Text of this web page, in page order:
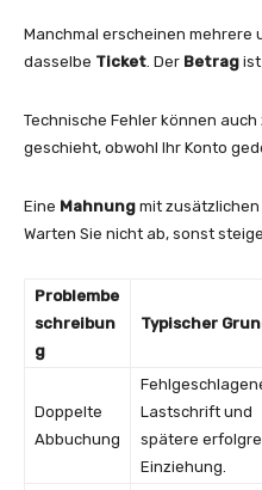
Manchmal erscheinen mehrere
dasselbe Ticket. Der Betrag
Technische Fehler können auch
geschieht, obwohl Ihr Konto
Eine Mahnung mit
Warten Sie nicht ab, sonst
Problembe
schreibun
g
Typischer
Doppelte
Abbuchung
Lastschrift und
spätere
Einziehung.